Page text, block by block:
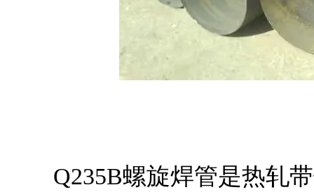
Q235B螺旋焊管是热轧带